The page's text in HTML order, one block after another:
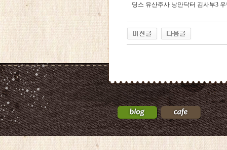
딩스 유산주사 낭만닥터 김사부3
24Parmacy
우
즐
성
비
아
탑-
프